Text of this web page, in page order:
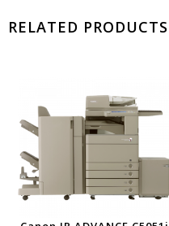
RELATED PRODUCTS